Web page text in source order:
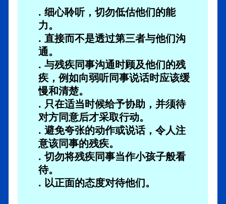
. 细心聆听，切勿低估他们的能
力。
. 直接而不是透过第三者与他们沟
通。
. 与残疾同事沟通时顾及他们的残
疾，例如向弱听同事说话时应该缓
慢和清楚。
. 只在适当时候给予协助，并须待
对方同意后才采取行动。
. 避免夸张的动作或说话，令人注
意该同事的残疾。
. 切勿将残疾同事当作小孩子般看
待。
. 以正面的态度对待他们。